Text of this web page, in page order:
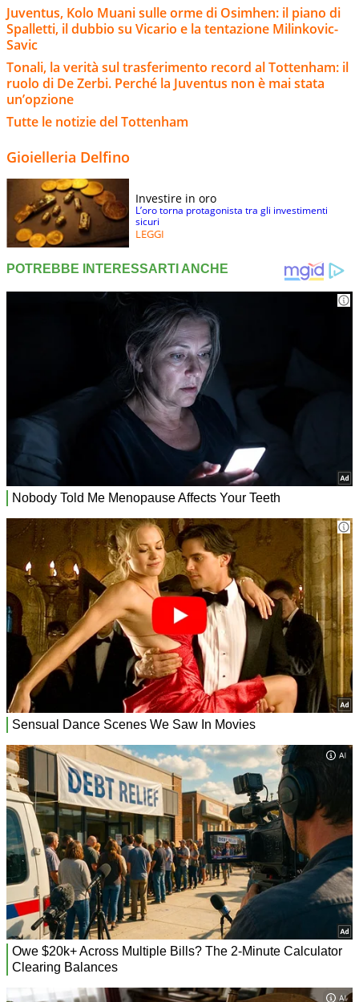
Juventus, Kolo Muani sulle orme di Osimhen: il piano di
Spalletti, il dubbio su Vicario e la tentazione Milinkovic-
Savic
Tonali, la verità sul trasferimento record al Tottenham: il
ruolo di De Zerbi. Perché la Juventus non è mai stata
un’opzione
Tutte le notizie del Tottenham
Gioielleria Delfino
Investire in oro
L’oro torna protagonista tra gli investimenti
sicuri
LEGGI